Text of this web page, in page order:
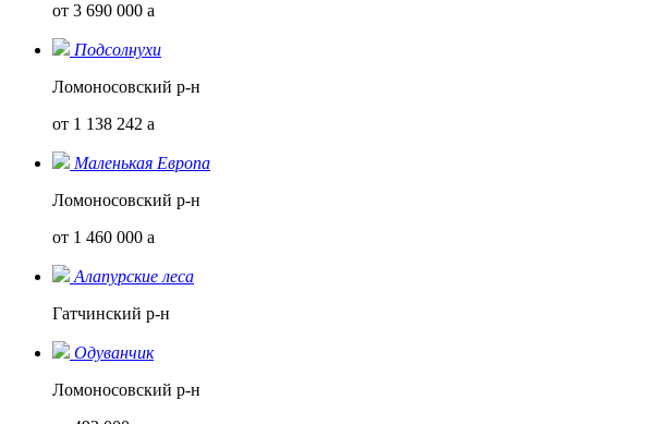
от 3 690 000 a
Подсолнухи
Ломоносовский р-н
от 1 138 242 a
Маленькая Европа
Ломоносовский р-н
от 1 460 000 a
Алапурские леса
Гатчинский р-н
Одуванчик
Ломоносовский р-н